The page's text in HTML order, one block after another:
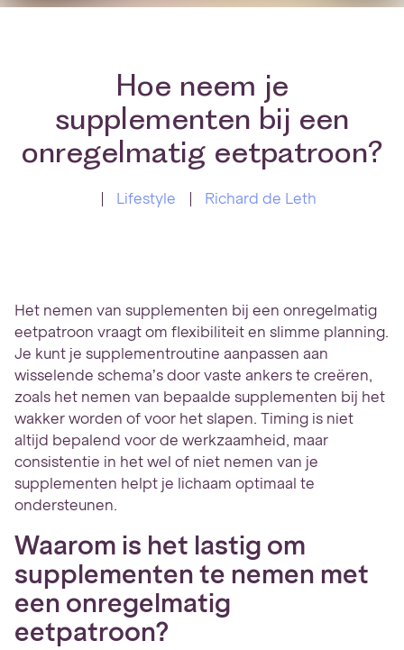
Hoe neem je
supplementen bij een
onregelmatig eetpatroon?
Lifestyle Richard de Leth
Het nemen van supplementen bij een onregelmatig
eetpatroon vraagt om flexibiliteit en slimme planning.
Je kunt je supplementroutine aanpassen aan
wisselende schema’s door vaste ankers te creëren,
zoals het nemen van bepaalde supplementen bij het
wakker worden of voor het slapen. Timing is niet
altijd bepalend voor de werkzaamheid, maar
consistentie in het wel of niet nemen van je
supplementen helpt je lichaam optimaal te
ondersteunen.
Waarom is het lastig om
supplementen te nemen met
een onregelmatig
eetpatroon?